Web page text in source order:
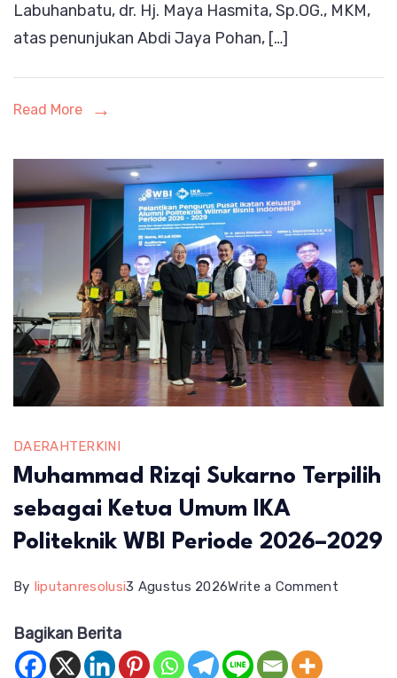
DPC
Labuhanbatu, dr. Hj. Maya Hasmita, Sp.OG., MKM,
atas penunjukan Abdi Jaya Pohan, […]
Read More
DAERAHTERKINI
Muhammad Rizqi Sukarno Terpilih
sebagai Ketua Umum IKA
Politeknik WBI Periode 2026–2029
By liputanresolusi3 Agustus 2026Write a Commenton
Bagikan Berita